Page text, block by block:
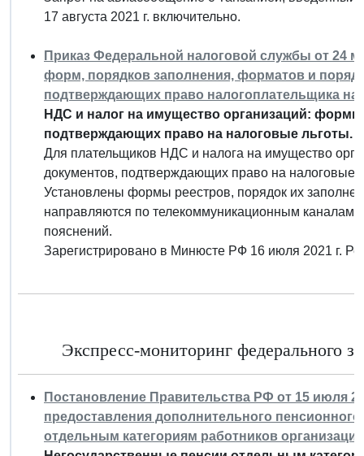
17 августа 2021 г. включительно.
Приказ Федеральной налоговой службы от 24
форм, порядков заполнения, форматов и
подтверждающих право налогоплательщика
НДС и налог на имущество организаций:
подтверждающих право на налоговые льготы.
Для плательщиков НДС и налога на имущество
документов, подтверждающих право на налоговые
Установлены формы реестров, порядок их
направляются по телекоммуникационным каналам
пояснений.
Зарегистрировано в Минюсте РФ 16 июля 2021 г.
Экспресс-мониторинг федерального
Постановление Правительства РФ от 15 июля
предоставления дополнительного
отдельным категориям работников